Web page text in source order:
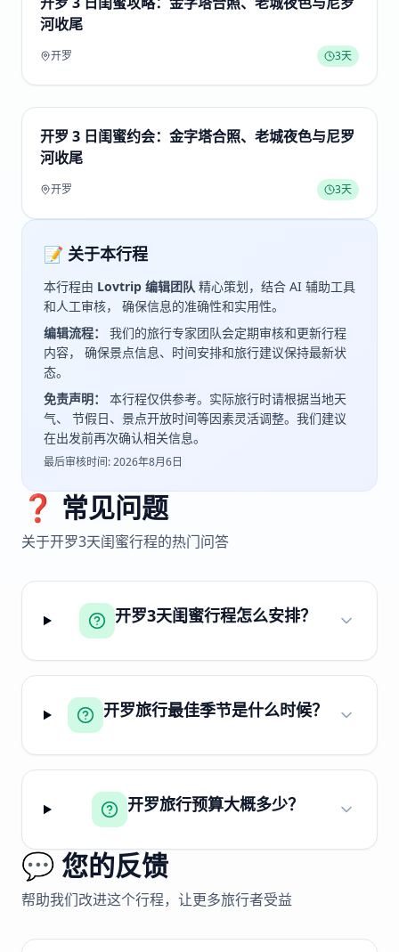
河收尾
开罗 3天
开罗 3 日闺蜜约会：金字塔合照、老城夜色与尼罗
河收尾
开罗 3天
📝 关于本行程
本行程由 Lovtrip 编辑团队 精心策划，结合 AI 辅助工具
和人工审核， 确保信息的准确性和实用性。
编辑流程：
我们的旅行专家团队会定期审核和更新行程
内容， 确保景点信息、时间安排和旅行建议保持最新状
态。
免责声明：
本行程仅供参考。实际旅行时请根据当地天
气、 节假日、景点开放时间等因素灵活调整。我们建议
在出发前再次确认相关信息。
最后审核时间:2026年8月6日
❓ 常见问题
关于开罗3天闺蜜行程的热门问答
开罗3天闺蜜行程怎么安排？
开罗旅行最佳季节是什么时候？
开罗旅行预算大概多少？
💬 您的反馈
帮助我们改进这个行程，让更多旅行者受益